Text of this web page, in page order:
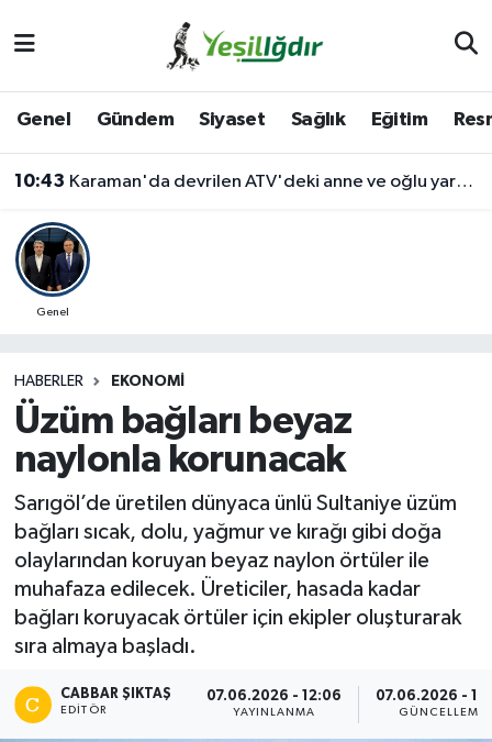
Genel Gündem Siyaset Sağlık Eğitim
10:43 Karaman'da devrilen ATV'deki anne ve oğlu yaralandı
Genel
HABERLER EKONOMI
Üzüm bağları beyaz
naylonla korunacak
Sarıgöl’de üretilen dünyaca ünlü Sultaniye üzüm
bağları sıcak, dolu, yağmur ve kırağı gibi doğa
olaylarından koruyan beyaz naylon örtüler ile
muhafaza edilecek. Üreticiler, hasada kadar
bağları koruyacak örtüler için ekipler oluşturarak
sıra almaya başladı.
CABBAR ŞIKTAŞ
EDITÖR
07.06.2026 - 12:06
YAYINLANMA
07.06.2026 -
GÜNCELLEME
Iğdır Trafik Yoğunluk Haritası
Süper Lig Puan Durumu ve Fikstür
Son Dakika Haberleri
Haber Arşivi